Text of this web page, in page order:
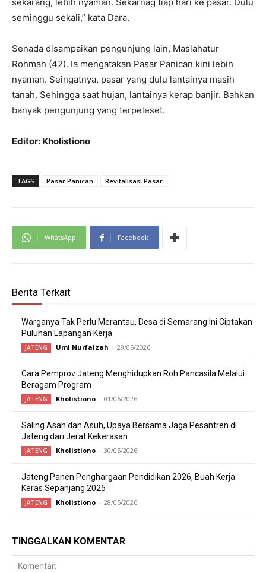
seminggu sekali,” kata Dara.
Senada disampaikan pengunjung lain, Maslahatur
Rohmah (42). Ia mengatakan Pasar Panican kini lebih
nyaman. Seingatnya, pasar yang dulu lantainya masih
tanah. Sehingga saat hujan, lantainya kerap banjir. Bahkan
banyak pengunjung yang terpeleset.
Editor: Kholistiono
TAGS Pasar Panican Revitalisasi Pasar
WhatsApp Facebook
Berita Terkait
Warganya Tak Perlu Merantau, Desa di Semarang Ini Ciptakan
Puluhan Lapangan Kerja
JATENG Umi Nurfaizah - 29/06/2026
Cara Pemprov Jateng Menghidupkan Roh Pancasila Melalui
Beragam Program
JATENG Kholistiono - 01/06/2026
Saling Asah dan Asuh, Upaya Bersama Jaga Pesantren di
Jateng dari Jerat Kekerasan
JATENG Kholistiono - 30/05/2026
Jateng Panen Penghargaan Pendidikan 2026, Buah Kerja
Keras Sepanjang 2025
JATENG Kholistiono - 28/05/2026
TINGGALKAN KOMENTAR